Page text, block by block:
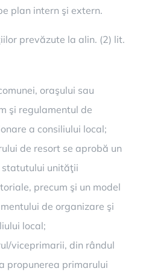
plan intern şi extern.
prevăzute la alin. (2) lit.
oraşului sau
şi regulamentul de
a consiliului local;
de resort se aprobă un
unităţii
precum şi un model
de organizare şi
local;
viceprimarii, din rândul
propunerea primarului